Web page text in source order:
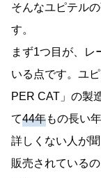
そんなユピテル
す。
まず1つ目が、レ
いる点です。ユ
PER CAT」の製
て44年もの長い
詳しくない人が
販売されている